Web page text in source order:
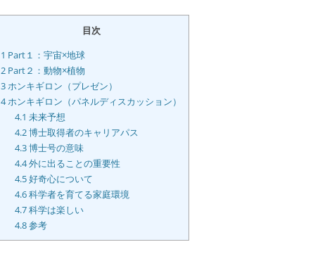
目次
1 Part１：宇宙×地球
2 Part２：動物×植物
3ホンキギロン（プレゼン）
4ホンキギロン（パネルディスカッション）
4.1 未来予想
4.2博士取得者のキャリアパス
4.3博士号の意味
4.4外に出ることの重要性
4.5好奇心について
4.6科学者を育てる家庭環境
4.7科学は楽しい
4.8参考